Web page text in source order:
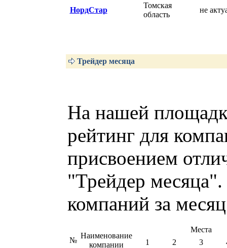
НордСтар
Томская
область
не
Трейдер месяца
На нашей
рейтинг для
присвоением
"Трейдер
компаний за
№
Наименование
компании
Места
1
2
3